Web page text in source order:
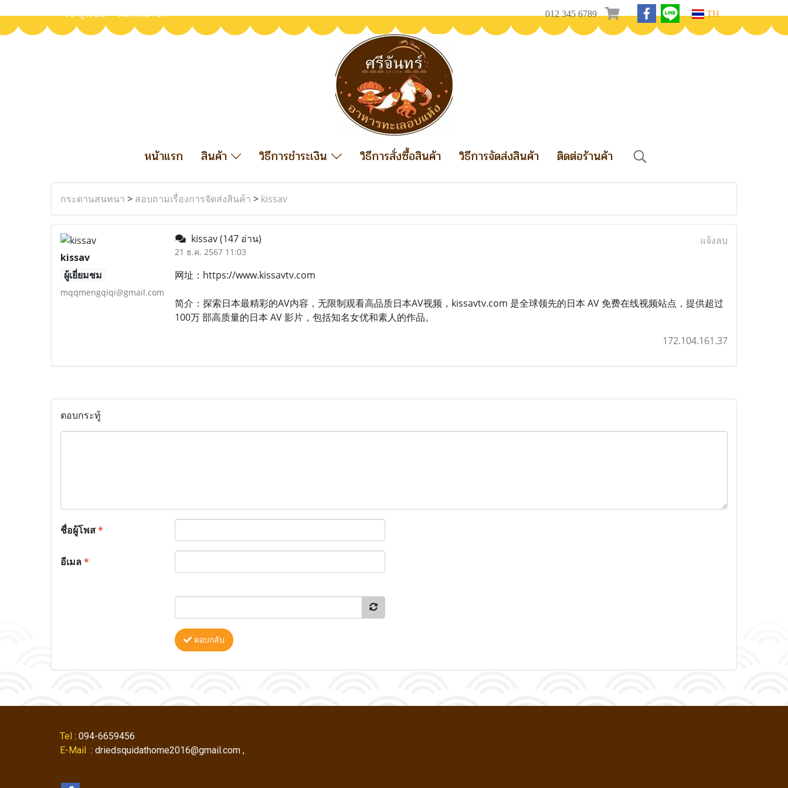
เข้าสู่ระบบ สมัครสมาชิก 012 345 6789 TH
หน้าแรก สินค้า วิธีการชำระเงิน วิธีการสั่งซื้อสินค้า วิธีการจัดส่งสินค้า ติดต่อร้านค้า
กระดานสนทนา > สอบถามเรื่องการจัดส่งสินค้า > kissav
kissav
ผู้เยี่ยมชม
mqqmengqiqi@gmail.com
kissav(147 อ่าน)
21 ธ.ค. 2567 11:03
แจ้งลบ
网址：https://www.kissavtv.com
简介：探索日本最精彩的AV内容，无限制观看高品质日本AV视频，kissavtv.com 是全球领先的日本 AV 免费在线视频站点，提供超过
100万 部高质量的日本 AV 影片，包括知名女优和素人的作品。
172.104.161.37
ตอบกระทู้
ชื่อผู้โพส*
อีเมล*
ตอบกลับ
Tel : 094-6659456
E-Mail : driedsquidathome2016@gmail.com ,